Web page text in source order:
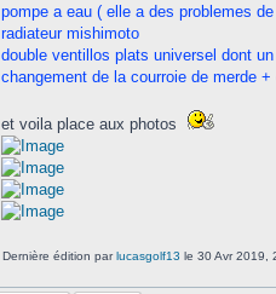
pompe a eau ( elle a des problemes
radiateur mishimoto
double ventillos plats universel dont
changement de la courroie de merde
et voila place aux photos
Dernière édition parlucasgolf13 le 30 Avr 2019,